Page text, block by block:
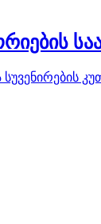
სუვენირების